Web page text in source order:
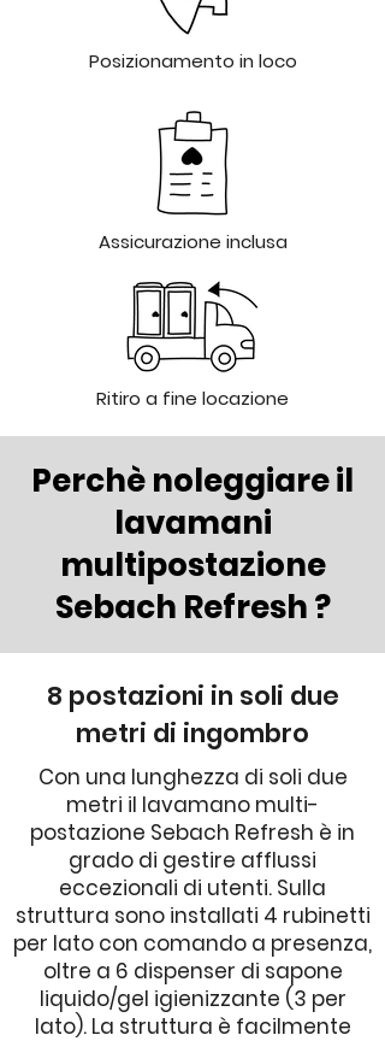
Posizionamento in loco
Assicurazione inclusa
Ritiro a fine locazione
Perchè noleggiare il
lavamani
multipostazione
Sebach Refresh ?
8 postazioni in soli due
metri di ingombro
Con una lunghezza di soli due
metri il lavamano multi-
postazione Sebach Refresh è in
grado di gestire afflussi
eccezionali di utenti. Sulla
struttura sono installati 4 rubinetti
per lato con comando a presenza,
oltre a 6 dispenser di sapone
liquido/gel igienizzante (3 per
lato). La struttura è facilmente